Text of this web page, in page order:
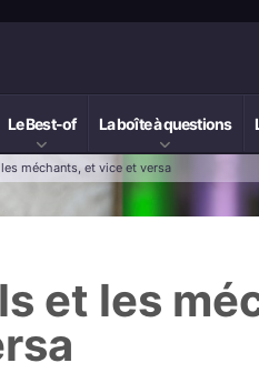
Le Best-of La boîte à questions
méchants, et vice et versa
et les